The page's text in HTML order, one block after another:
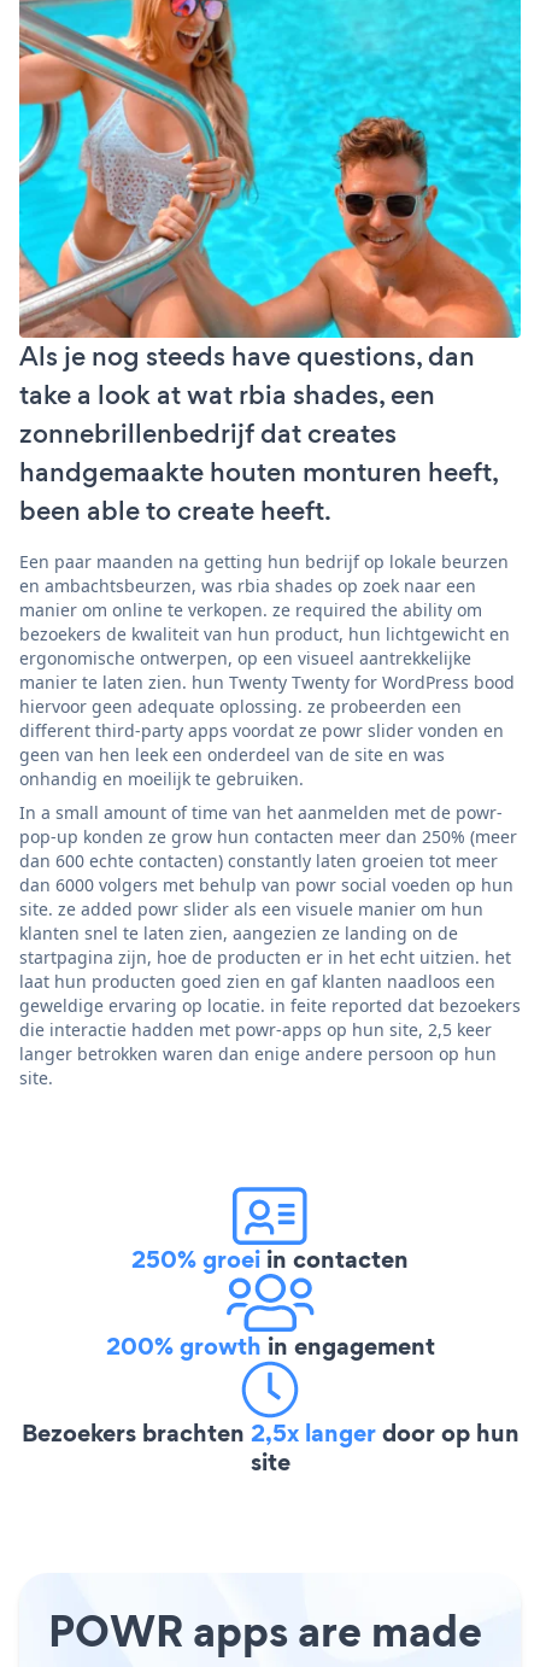
Als je nog steeds have questions, dan
take a look at wat rbia shades, een
zonnebrillenbedrijf dat creates
handgemaakte houten monturen heeft,
been able to create heeft.
Een paar maanden na getting hun bedrijf op lokale beurzen
en ambachtsbeurzen, was rbia shades op zoek naar een
manier om online te verkopen. ze required the ability om
bezoekers de kwaliteit van hun product, hun lichtgewicht en
ergonomische ontwerpen, op een visueel aantrekkelijke
manier te laten zien. hun Twenty Twenty for WordPress bood
hiervoor geen adequate oplossing. ze probeerden een
different third-party apps voordat ze powr slider vonden en
geen van hen leek een onderdeel van de site en was
onhandig en moeilijk te gebruiken.
In a small amount of time van het aanmelden met de powr-
pop-up konden ze grow hun contacten meer dan 250% (meer
dan 600 echte contacten) constantly laten groeien tot meer
dan 6000 volgers met behulp van powr social voeden op hun
site. ze added powr slider als een visuele manier om hun
klanten snel te laten zien, aangezien ze landing on de
startpagina zijn, hoe de producten er in het echt uitzien. het
laat hun producten goed zien en gaf klanten naadloos een
geweldige ervaring op locatie. in feite reported dat bezoekers
die interactie hadden met powr-apps op hun site, 2,5 keer
langer betrokken waren dan enige andere persoon op hun
site.
250% groei in contacten
200% growth in engagement
Bezoekers brachten 2,5x langerdoor op hun
site
POWR apps are made